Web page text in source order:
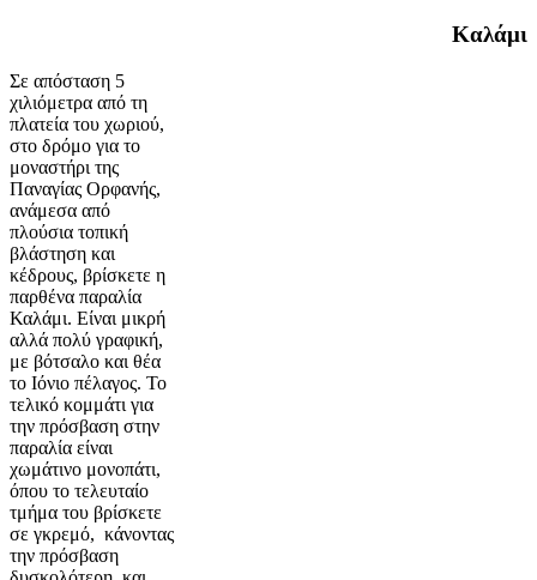
Καλάμι
Σε απόσταση 5
χιλιόμετρα από τη
πλατεία του χωριού,
στο δρόμο για το
μοναστήρι της
Παναγίας Ορφανής,
ανάμεσα από
πλούσια τοπική
βλάστηση και
κέδρους, βρίσκετε η
παρθένα παραλία
Καλάμι. Είναι μικρή
αλλά πολύ γραφική,
με βότσαλο και θέα
το Ιόνιο πέλαγος. Το
τελικό κομμάτι για
την πρόσβαση στην
παραλία είναι
χωμάτινο μονοπάτι,
όπου το τελευταίο
τμήμα του βρίσκετε
σε γκρεμό, κάνοντας
την πρόσβαση